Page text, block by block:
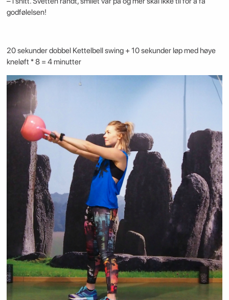
godfølelsen!
20 sekunder dobbel Kettelbell swing + 10 sekunder løp med høye
kneløft * 8 = 4 minutter